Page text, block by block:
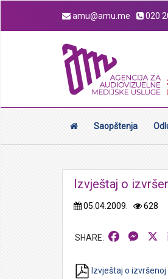
amu@amu.me 020
Saopštenja
Izvještaj o
05.04.2009. 628
Facebook
Izvještaj o